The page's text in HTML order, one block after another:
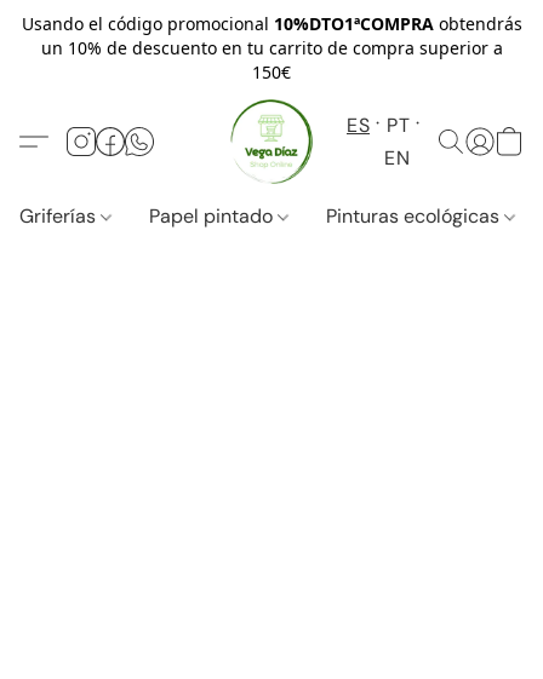
Usando el código promocional 10%DTO1ªCOMPRAobtendrás
un 10% de descuento en tu carrito de compra superior a
150€
ES
PT
EN
Griferías Papel pintado Pinturas ecológicas